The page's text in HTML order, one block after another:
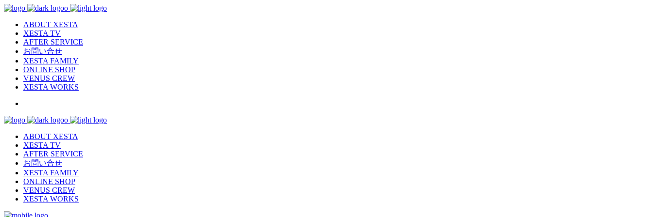
ABOUT XESTA
XESTA TV
AFTER SERVICE
お問い合せ
XESTA FAMILY
ONLINE SHOP
VENUS CREW
XESTA WORKS
ABOUT XESTA
XESTA TV
AFTER SERVICE
お問い合せ
XESTA FAMILY
ONLINE SHOP
VENUS CREW
XESTA WORKS